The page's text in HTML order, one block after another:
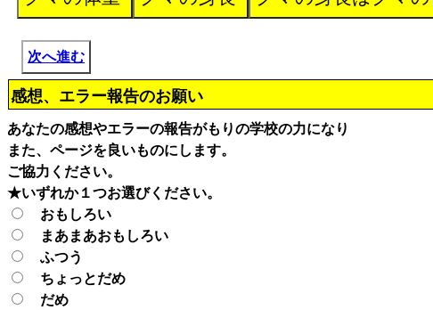
次へ進む
感想、エラー報告のお願い
あなたの感想やエラーの報告がもりの学校の力になり
また、ページを良いものにします。
ご協力ください。
★いずれか１つお選びください。
おもしろい
まあまあおもしろい
ふつう
ちょっとだめ
だめ